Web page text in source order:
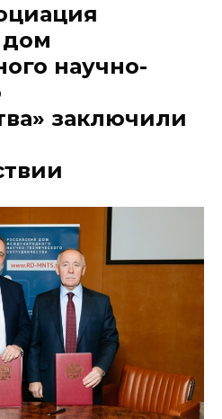
дом
научно-
заключили